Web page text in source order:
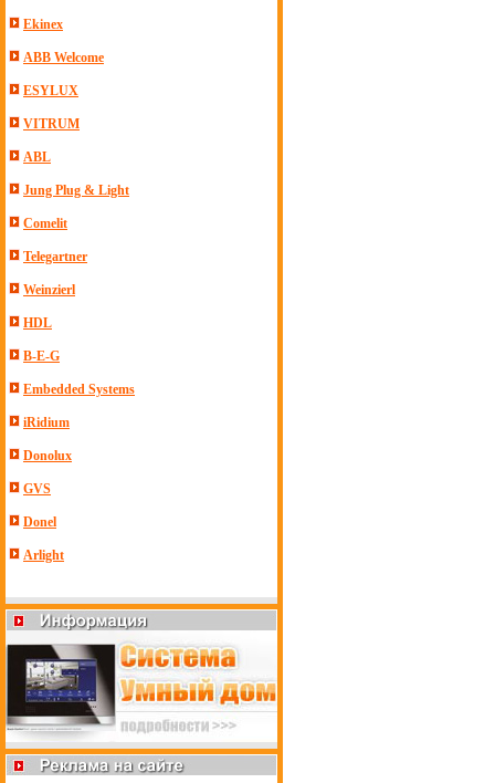
Ekinex
ABB Welcome
ESYLUX
VITRUM
ABL
Jung Plug & Light
Comelit
Telegartner
Weinzierl
HDL
B-E-G
Embedded Systems
iRidium
Donolux
GVS
Donel
Arlight